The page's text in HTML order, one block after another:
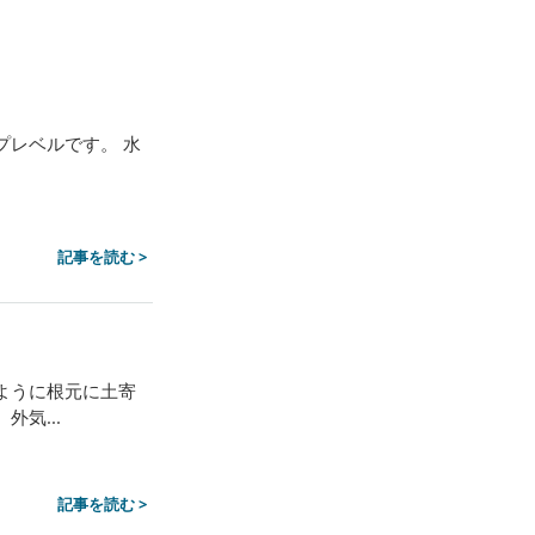
レベルです。 水
記事を読む >
うに根元に土寄
外気...
記事を読む >